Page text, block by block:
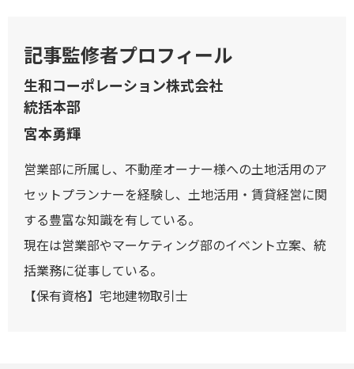
記事監修者プロフィール
生和コーポレーション株式会社
統括本部
宮本勇輝
営業部に所属し、不動産オーナー様への土地活用のア
セットプランナーを経験し、土地活用・賃貸経営に関
する豊富な知識を有している。
現在は営業部やマーケティング部のイベント立案、統
括業務に従事している。
【保有資格】宅地建物取引士